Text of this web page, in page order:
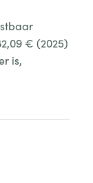
€ (2025)
is,